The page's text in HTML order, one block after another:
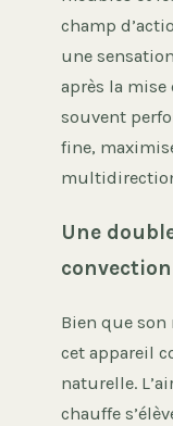
champ
une
après la mise
souvent
fine,
Une
convection
Bien que
cet appareil
naturelle.
chauffe